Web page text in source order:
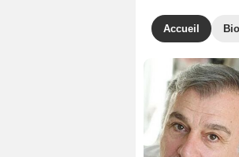
Accueil